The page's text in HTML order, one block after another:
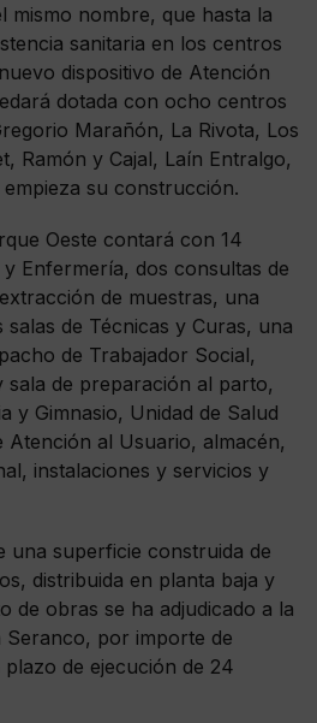
mismo nombre, que hasta la
sanitaria en los centros
dispositivo de Atención
dotada con ocho centros
Marañón, La Rivota, Los
Ramón y Cajal, Laín Entralgo,
su construcción.
Oeste contará con 14
Enfermería, dos consultas de
de muestras, una
salas de Técnicas y Curas, una
de Trabajador Social,
de preparación al parto,
y Gimnasio, Unidad de Salud
Atención al Usuario, almacén,
instalaciones y servicios y
una superficie construida de
distribuida en planta baja y
de obras se ha adjudicado a la
por importe de
de ejecución de 24